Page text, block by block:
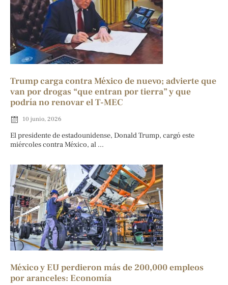
Trump carga contra México de nuevo; advierte que
van por drogas “que entran por tierra” y que
podría no renovar el T-MEC
10 junio, 2026
El presidente de estadounidense, Donald Trump, cargó este
miércoles contra México, al ...
México y EU perdieron más de 200,000 empleos
por aranceles: Economía